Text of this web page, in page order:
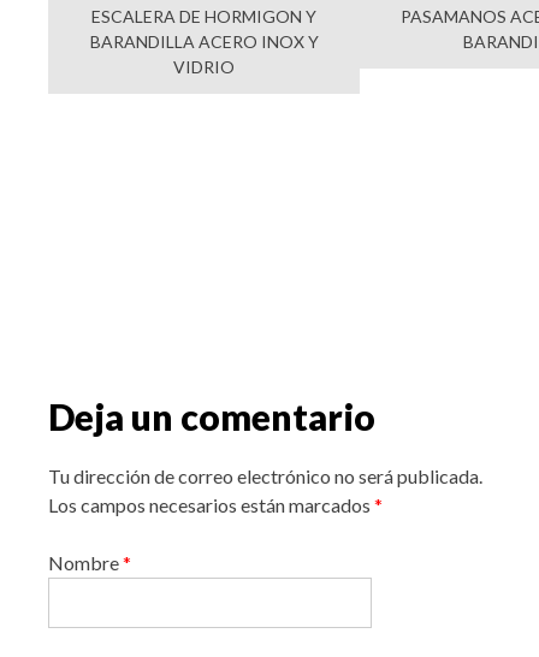
ESCALERA DE HORMIGON Y
BARANDILLA ACERO INOX Y
VIDRIO
PASAMANOS
Deja un comentario
Tu dirección de correo electrónico no será publicada.
Los campos necesarios están marcados *
Nombre*